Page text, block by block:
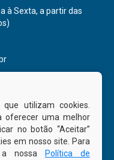
à Sexta, a partir das
utilizam cookies.
oferecer uma melhor
no botão “Aceitar”
em nosso site. Para
a nossa
Política de